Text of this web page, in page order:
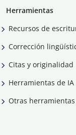
Herramientas
Recursos de
Corrección
Citas y originalidad
Herramientas de IA
Otras herramientas